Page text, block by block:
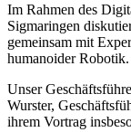
Im Rahmen des
Sigmaringen
gemeinsam mit
humanoider Robotik.
Unser
Wurster,
ihrem Vortrag